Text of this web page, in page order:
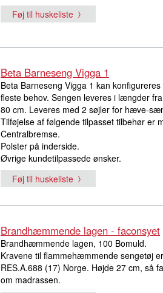
Føj til huskeliste
Beta Barneseng Vigga 1
Beta Barneseng Vigga 1 kan
fleste behov. Sengen leveres i længder
80 cm. Leveres med 2 søjler for hæve-
Tilføjelse af følgende tilpasset tilbehør er
Centralbremse.
Polster på inderside.
Øvrige kundetilpassede ønsker.
Føj til huskeliste
Brandhæmmende lagen - faconsyet
Brandhæmmende lagen, 100 Bomuld.
Kravene til flammehæmmende sengetøj
RES.A.688 (17) Norge. Højde 27 cm, så
om madrassen.